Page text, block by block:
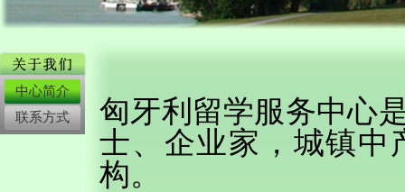
中心简介
联系方式
匈牙利留学服务中心
士、企业家，城镇中
构。